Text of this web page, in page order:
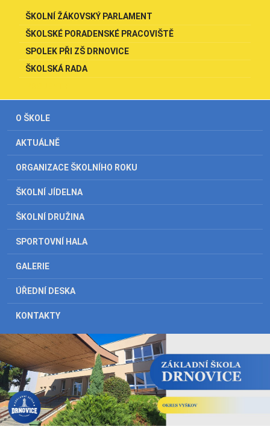
ŠKOLNÍ ŽÁKOVSKÝ PARLAMENT
ŠKOLSKÉ PORADENSKÉ PRACOVIŠTĚ
SPOLEK PŘI ZŠ DRNOVICE
ŠKOLSKÁ RADA
O ŠKOLE
AKTUÁLNĚ
ORGANIZACE ŠKOLNÍHO ROKU
ŠKOLNÍ JÍDELNA
ŠKOLNÍ DRUŽINA
SPORTOVNÍ HALA
GALERIE
ÚŘEDNÍ DESKA
KONTAKTY